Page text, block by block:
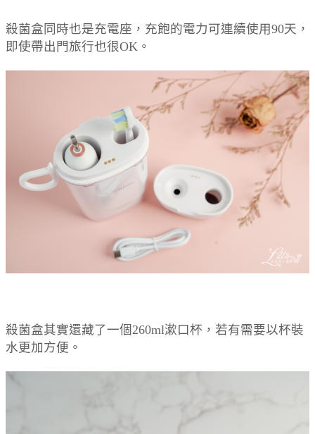
殺菌盒同時也是充電座，充飽的電力可連續使用90天，
即使帶出門旅行也很OK。
殺菌盒其實還藏了一個260ml漱口杯，若有需要以杯裝
水更加方便。